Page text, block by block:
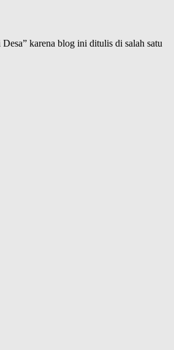
karena blog ini ditulis di salah satu